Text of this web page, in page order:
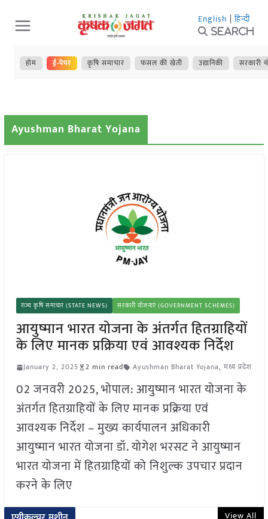
Skip
to
content
English | हिन्दी
Search
होम ई-पेपर कृषि समाचार फसल की खेती उद्यानिकी सरकारी
Ayushman Bharat Yojana
राज्य कृषि समाचार (STATE NEWS) सरकारी योजनाएं (GOVERNMENT SCHEMES)
आयुष्मान भारत योजना के अंतर्गत हितग्राहियों
के लिए मानक प्रक्रिया एवं आवश्यक निर्देश
January 2, 2025 2 min read Ayushman Bharat Yojana, मध्य प्रदेश
02 जनवरी 2025, भोपाल: आयुष्मान भारत योजना के
अंतर्गत हितग्राहियों के लिए मानक प्रक्रिया एवं
आवश्यक निर्देश – मुख्य कार्यपालन अधिकारी
आयुष्मान भारत योजना डॉ. योगेश भरसट ने आयुष्मान
भारत योजना में हितग्राहियों को निशुल्क उपचार प्रदान
करने के लिए
View All